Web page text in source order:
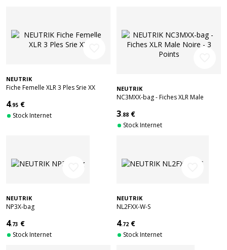
NEUTRIK
Fiche Femelle XLR 3 Ples Srie XX
4.95 €
Stock Internet
NEUTRIK
NC3MXX-bag - Fiches XLR Male
3.88 €
Stock Internet
NEUTRIK
NP3X-bag
4.73 €
Stock Internet
NEUTRIK
NL2FXX-W-S
4.72 €
Stock Internet